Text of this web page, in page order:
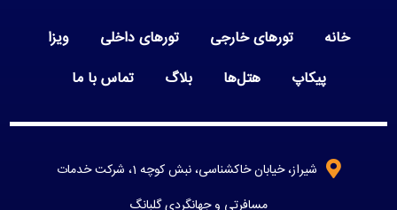
خانه تورهای خارجی تورهای داخلی
ویزا
پیکاپ
هتل‌ها بلاگ تماس با ما
شیراز، خیابان خاکشناسی، نبش کوچه 1، شرکت خدمات
مسافرتی و جهانگردی گلبانگ